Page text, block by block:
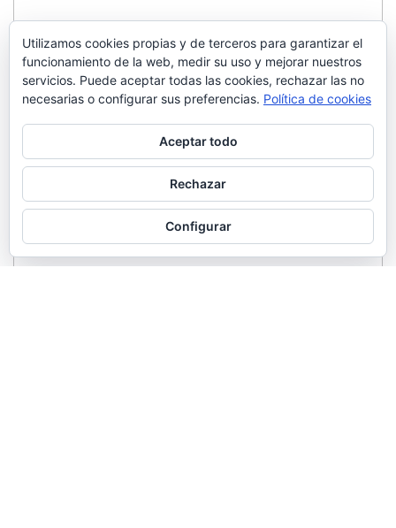
Utilizamos cookies propias y de terceros para garantizar el
funcionamiento de la web, medir su uso y mejorar nuestros
servicios. Puede aceptar todas las cookies, rechazar las no
necesarias o configurar sus preferencias. Política de cookies
Aceptar todo
Rechazar
Configurar